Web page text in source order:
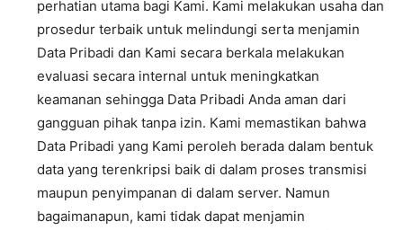
perhatian utama bagi Kami. Kami melakukan usaha dan
prosedur terbaik untuk melindungi serta menjamin
Data Pribadi dan Kami secara berkala melakukan
evaluasi secara internal untuk meningkatkan
keamanan sehingga Data Pribadi Anda aman dari
gangguan pihak tanpa izin. Kami memastikan bahwa
Data Pribadi yang Kami peroleh berada dalam bentuk
data yang terenkripsi baik di dalam proses transmisi
maupun penyimpanan di dalam server. Namun
bagaimanapun, kami tidak dapat menjamin